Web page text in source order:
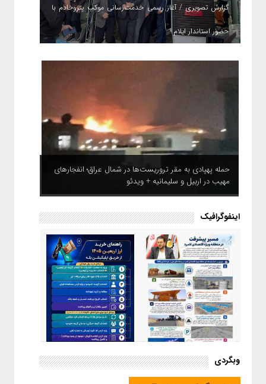
گزارش تصویری / آغاز رسمی خدمت‌رسانی موکب پتروخادم با
حضور استاندار ایلام
حمله پهپادی به مقر تروریست‌ها در شمال عراق؛ انفجارهای
مهیب در اربیل و سلیمانیه + ویدئو
اینفوگرافیک
اینفوگرافیک / مسیر پیشرفت در
اینفوگرافیک / راهنمای خرید ارز
اربعین از طریق اپلیکیشن بله
وبگردی